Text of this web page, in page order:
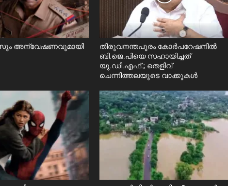
അന്വേഷണവുമായി
തിരുവനന്തപുരം കോർപറേഷനിൽ
ബി.ജെ.പിയെ സഹായിച്ചത്
യു.ഡി.എഫ്.; തെളിവ്
ചെന്നിത്തലയുടെ വാക്കുകൾ